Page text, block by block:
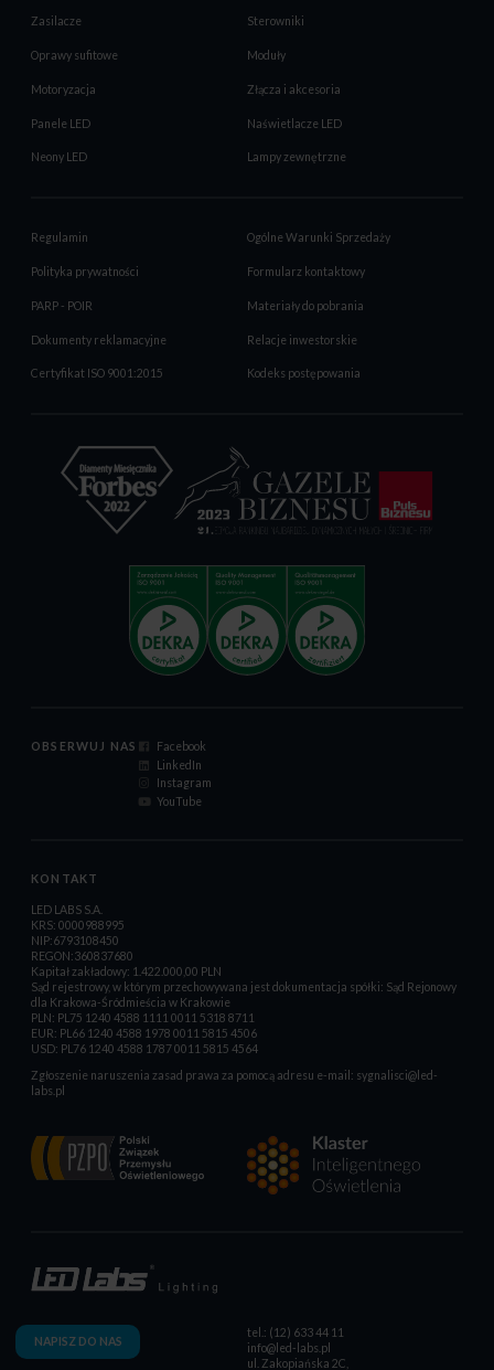
Zasilacze Sterowniki
Oprawy sufitowe Moduły
Motoryzacja Złącza i akcesoria
Panele LED Naświetlacze LED
Neony LED Lampy zewnętrzne
Regulamin Ogólne Warunki Sprzedaży
Polityka prywatności Formularz kontaktowy
PARP - POIR Materiały do pobrania
Dokumenty reklamacyjne Relacje inwestorskie
Certyfikat ISO 9001:2015 Kodeks postępowania
OBSERWUJ NAS
Facebook
LinkedIn
Instagram
YouTube
KONTAKT
LED LABS S.A.
KRS: 0000988995
NIP:6793108450
REGON:360837680
Kapitał zakładowy: 1.422.000,00 PLN
Sąd rejestrowy, w którym przechowywana jest dokumentacja spółki: Sąd Rejonowy
dla Krakowa-Śródmieścia w Krakowie
PLN: PL75 1240 4588 1111 0011 5318 8711
EUR: PL66 1240 4588 1978 0011 5815 4506
USD: PL76 1240 4588 1787 0011 5815 4564
Zgłoszenie naruszenia zasad prawa za pomocą adresu e-mail: sygnalisci@led-
labs.pl
NAPISZ DO NAS
tel.: (12) 633 44 11
info@led-labs.pl
ul. Zakopiańska 2C,